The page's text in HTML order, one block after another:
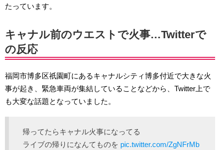
たっています。
キャナル前のウエストで火事…Twitterで
の反応
福岡市博多区祇園町にあるキャナルシティ博多付近で大きな火
事が起き、緊急車両が集結していることなどから、Twitter上で
も大変な話題となっていました。
帰ってたらキャナル火事になってる
ライブの帰りになんてものを pic.twitter.com/ZgNFrMb